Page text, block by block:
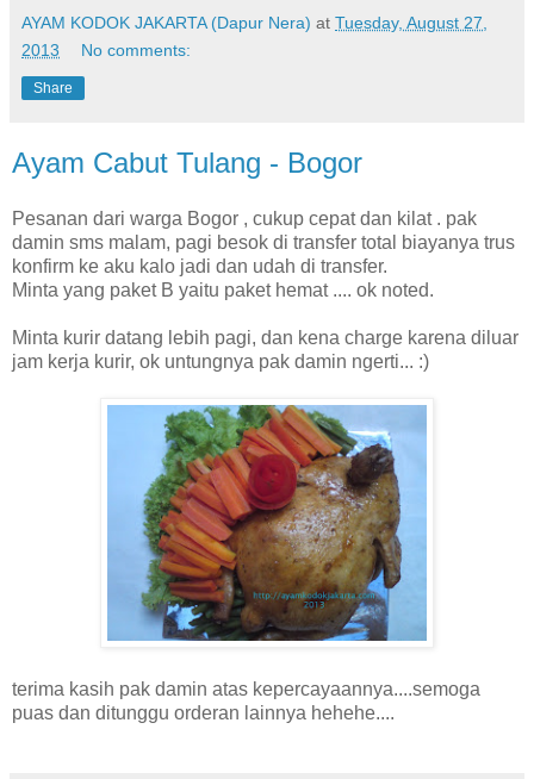
AYAM KODOK JAKARTA (Dapur Nera) at Tuesday, August 27,
2013
No comments:
Share
Ayam Cabut Tulang - Bogor
Pesanan dari warga Bogor , cukup cepat dan kilat . pak
damin sms malam, pagi besok di transfer total biayanya trus
konfirm ke aku kalo jadi dan udah di transfer.
Minta yang paket B yaitu paket hemat .... ok noted.
Minta kurir datang lebih pagi, dan kena charge karena diluar
jam kerja kurir, ok untungnya pak damin ngerti... :)
terima kasih pak damin atas kepercayaannya....semoga
puas dan ditunggu orderan lainnya hehehe....